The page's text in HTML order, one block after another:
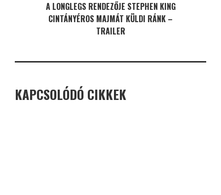
A LONGLEGS RENDEZŐJE STEPHEN KING
CINTÁNYÉROS MAJMÁT KÜLDI RÁNK –
TRAILER
KAPCSOLÓDÓ CIKKEK